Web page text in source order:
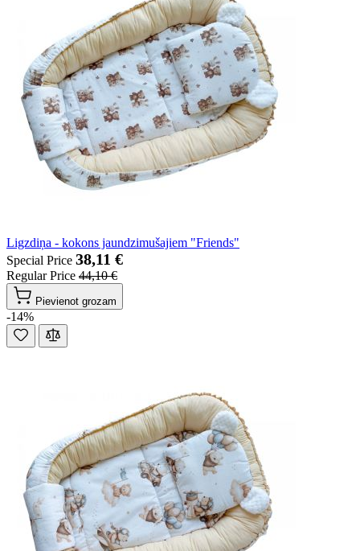
Ligzdiņa - kokons jaundzimušajiem "Friends"
Special Price 38,11 €
Regular Price 44,10 €
Pievienot grozam
-14%